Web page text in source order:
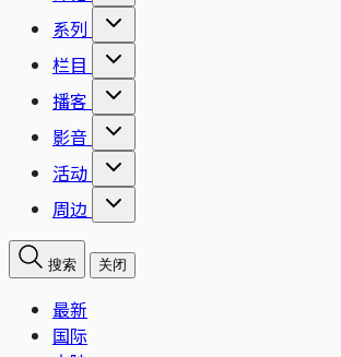
系列
栏目
播客
影音
活动
周边
搜索 关闭
最新
国际